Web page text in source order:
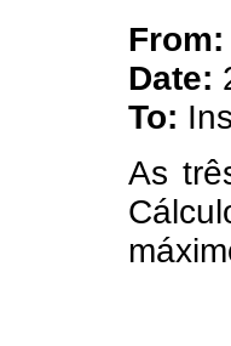
From:
Date:
To:
As